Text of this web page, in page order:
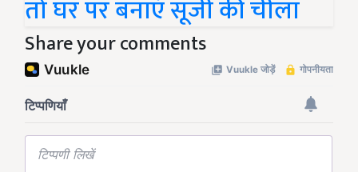
तो घर पर बनाएं सूजी की चीला
Share your comments